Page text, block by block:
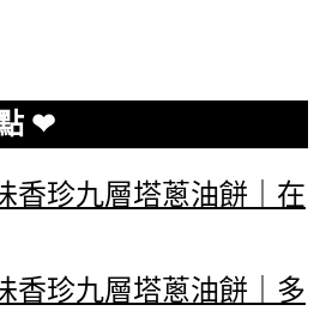
❤
香珍九層塔蔥油餅｜在
香珍九層塔蔥油餅｜多